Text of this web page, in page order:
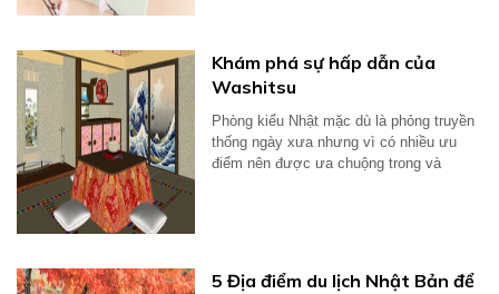
Khám phá sự hấp dẫn của
Washitsu
Phòng kiểu Nhật mặc dù là phỏng truyền
thống ngày xưa nhưng vì có nhiều ưu
điểm nên được ưa chuộng trong và
5 Địa điểm du lịch Nhật Bản để